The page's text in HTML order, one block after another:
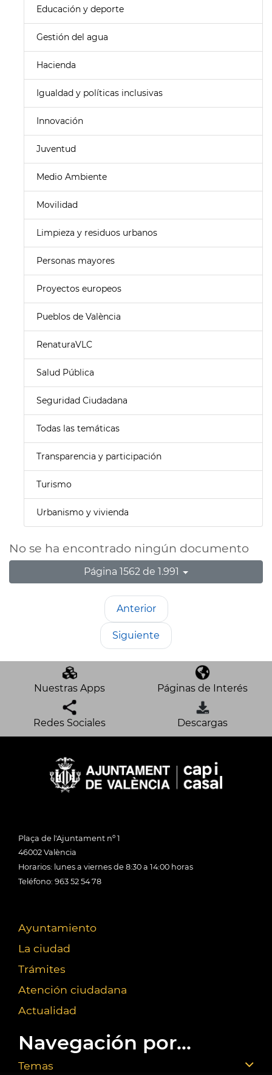
Educación y deporte
Gestión del agua
Hacienda
Igualdad y políticas inclusivas
Innovación
Juventud
Medio Ambiente
Movilidad
Limpieza y residuos urbanos
Personas mayores
Proyectos europeos
Pueblos de València
RenaturaVLC
Salud Pública
Seguridad Ciudadana
Todas las temáticas
Transparencia y participación
Turismo
Urbanismo y vivienda
No se ha encontrado ningún documento
Página 1562 de 1.991
Anterior
Siguiente
Nuestras Apps Páginas de Interés
Redes Sociales Descargas
Plaça de l'Ajuntament nº 1
46002 València
Horarios: lunes a viernes de 8:30 a 14:00 horas
Teléfono: 963 52 54 78
Ayuntamiento
La ciudad
Trámites
Atención ciudadana
Actualidad
Navegación por...
Temas